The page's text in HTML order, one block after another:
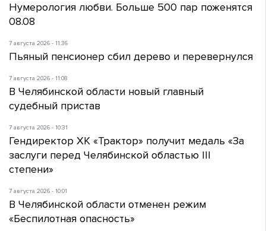
Нумерология любви. Больше 500 пар поженятся
08.08
7 августа 2026 - 11:36
Пьяный пенсионер сбил дерево и перевернулся
7 августа 2026 - 11:08
В Челябинской области новый главный
судебный пристав
7 августа 2026 - 10:31
Гендиректор ХК «Трактор» получит медаль «За
заслуги перед Челябинской областью III
степени»
7 августа 2026 - 10:01
В Челябинской области отменен режим
«Беспилотная опасность»